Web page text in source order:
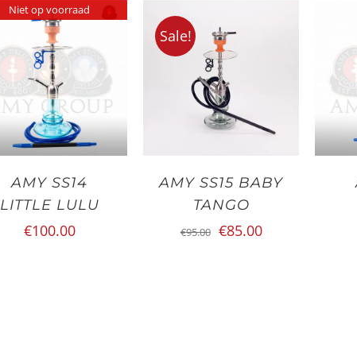
Niet op voorraad
AMY SS14
LITTLE LULU
€100.00
Sale!
DIT
PRODUCT
HEEFT
DEZE
OPTIE
KAN
GEKOZEN
AMY SS15 BABY
TANGO
€95.00 Oorspronkelijke
€85.00Huidige